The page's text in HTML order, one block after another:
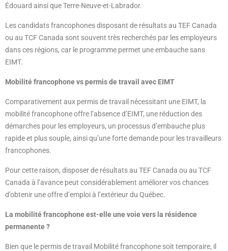
Édouard ainsi que Terre-Neuve-et-Labrador.
Les candidats francophones disposant de résultats au TEF Canada
ou au TCF Canada sont souvent très recherchés par les employeurs
dans ces régions, car le programme permet une embauche sans
EIMT.
Mobilité francophone vs permis de travail avec EIMT
Comparativement aux permis de travail nécessitant une EIMT, la
mobilité francophone offre l’absence d’EIMT, une réduction des
démarches pour les employeurs, un processus d’embauche plus
rapide et plus souple, ainsi qu’une forte demande pour les travailleurs
francophones.
Pour cette raison, disposer de résultats au TEF Canada ou au TCF
Canada à l’avance peut considérablement améliorer vos chances
d’obtenir une offre d’emploi à l’extérieur du Québec.
La mobilité francophone est-elle une voie vers la résidence
permanente ?
Bien que le permis de travail Mobilité francophone soit temporaire, il